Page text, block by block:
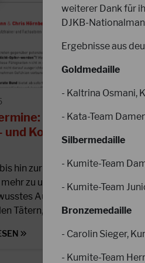
Ausbildung zum
und KonfliktmanagerIn
hin zur Gewalt gehören leider
zu unserem Alltag.
Auftreten gegenüber
Tätern,…
weiterer Dank für
DJKB-
Ergebnisse aus
Goldmedaille
- Kaltrina Osmani,
- Kata-Team
Silbermedaille
- Kumite-Team
- Kumite-Team
Bronzemedaille
- Carolin Sieger,
- Kumite-Team